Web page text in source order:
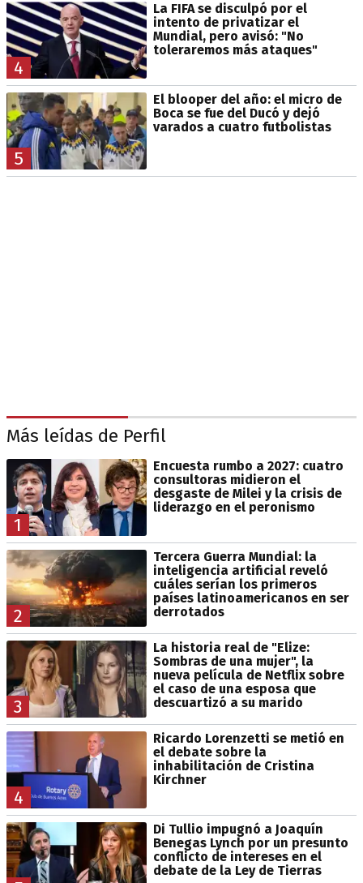
4
La FIFA se disculpó por el
intento de privatizar el
Mundial, pero avisó: "No
toleraremos más ataques"
5
El blooper del año: el micro de
Boca se fue del Ducó y dejó
varados a cuatro futbolistas
Más leídas de Perfil
1
Encuesta rumbo a 2027: cuatro
consultoras midieron el
desgaste de Milei y la crisis de
liderazgo en el peronismo
2
Tercera Guerra Mundial: la
inteligencia artificial reveló
cuáles serían los primeros
países latinoamericanos en ser
derrotados
3
La historia real de "Elize:
Sombras de una mujer", la
nueva película de Netflix sobre
el caso de una esposa que
descuartizó a su marido
4
Ricardo Lorenzetti se metió en
el debate sobre la
inhabilitación de Cristina
Kirchner
Di Tullio impugnó a Joaquín
Benegas Lynch por un presunto
conflicto de intereses en el
debate de la Ley de Tierras